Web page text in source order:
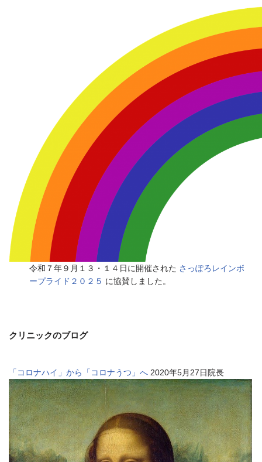
令和７年９月１３・１４日に開催された さっぽろレインボ
ープライド２０２５ に協賛しました。
クリニックのブログ
「コロナハイ」から「コロナうつ」へ 2020年5月27日院長